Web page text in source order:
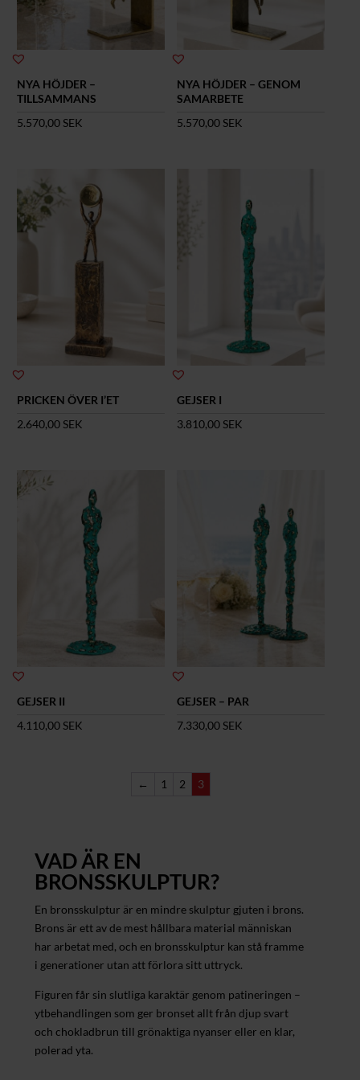
NYA HÖJDER –
TILLSAMMANS
5.570,00 SEK
NYA HÖJDER – GENOM
SAMARBETE
5.570,00 SEK
PRICKEN ÖVER I’ET
2.640,00 SEK
GEJSER I
3.810,00 SEK
GEJSER II
4.110,00 SEK
GEJSER – PAR
7.330,00 SEK
← 1 2 3
VAD ÄR EN
BRONSSKULPTUR?
En bronsskulptur är en mindre skulptur gjuten i brons.
Brons är ett av de mest hållbara material människan
har arbetat med, och en bronsskulptur kan stå framme
i generationer utan att förlora sitt uttryck.
Figuren får sin slutliga karaktär genom patineringen –
ytbehandlingen som ger bronset allt från djup svart
och chokladbrun till grönaktiga nyanser eller en klar,
polerad yta.